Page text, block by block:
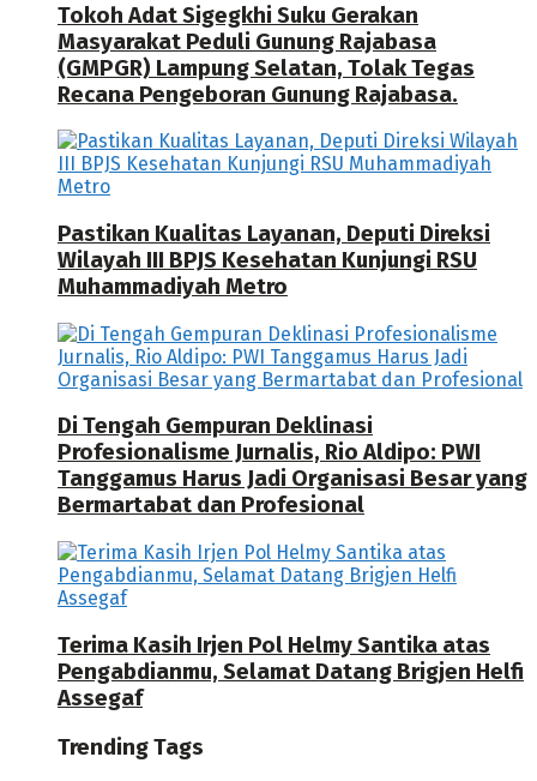
Tokoh Adat Sigegkhi Suku Gerakan
Masyarakat Peduli Gunung Rajabasa
(GMPGR) Lampung Selatan, Tolak Tegas
Recana Pengeboran Gunung Rajabasa.
Pastikan Kualitas Layanan, Deputi Direksi
Wilayah III BPJS Kesehatan Kunjungi RSU
Muhammadiyah Metro
Di Tengah Gempuran Deklinasi
Profesionalisme Jurnalis, Rio Aldipo: PWI
Tanggamus Harus Jadi Organisasi Besar yang
Bermartabat dan Profesional
Terima Kasih Irjen Pol Helmy Santika atas
Pengabdianmu, Selamat Datang Brigjen Helfi
Assegaf
Trending Tags